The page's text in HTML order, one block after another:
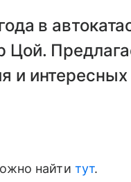
в
Цой.
и
найти тут.